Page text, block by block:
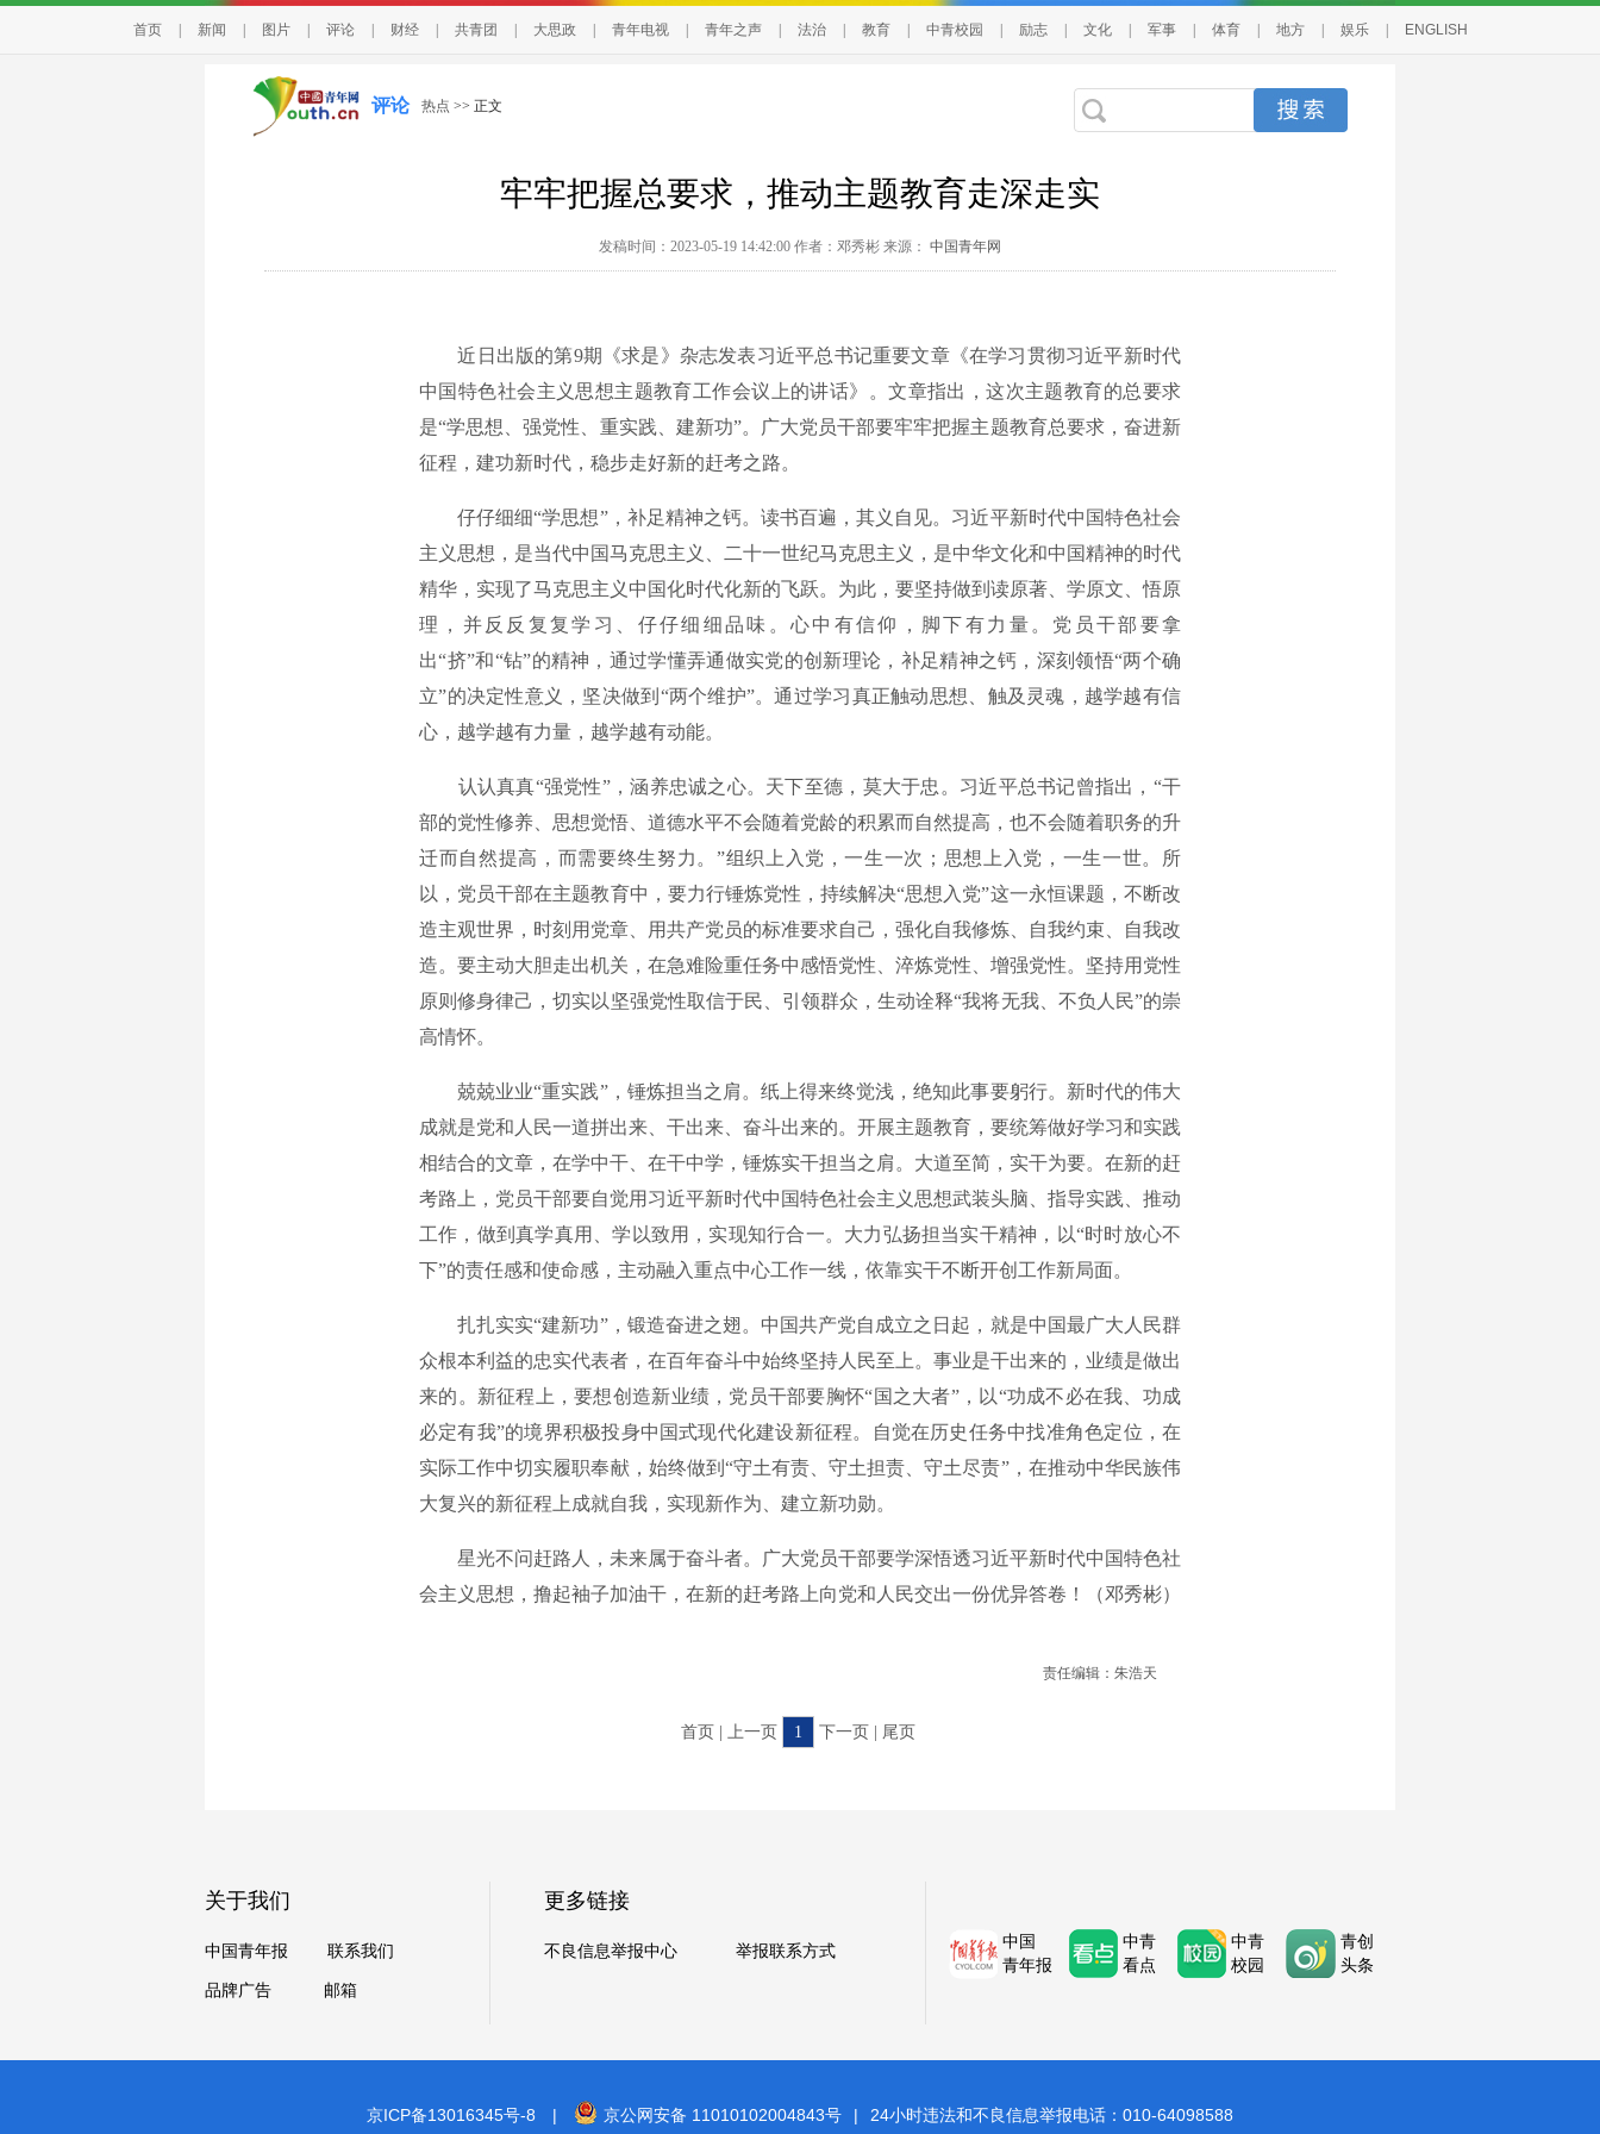
首页 新闻 图片 评论 财经 共青团 大思政 青年电视 青年之声 法治 教育 中青校园 励志 文化 军事 体育 地方 娱乐 ENGLISH
评论 热点 >> 正文
牢牢把握总要求，推动主题教育走深走实
发稿时间：2023-05-19 14:42:00 作者：邓秀彬 来源： 中国青年网
近日出版的第9期《求是》杂志发表习近平总书记重要文章《在学习贯彻习近平新时代
中国特色社会主义思想主题教育工作会议上的讲话》。文章指出，这次主题教育的总要求
是“学思想、强党性、重实践、建新功”。广大党员干部要牢牢把握主题教育总要求，奋进新
征程，建功新时代，稳步走好新的赶考之路。
仔仔细细“学思想”，补足精神之钙。读书百遍，其义自见。习近平新时代中国特色社会
主义思想，是当代中国马克思主义、二十一世纪马克思主义，是中华文化和中国精神的时代
精华，实现了马克思主义中国化时代化新的飞跃。为此，要坚持做到读原著、学原文、悟原
理，并反反复复学习、仔仔细细品味。心中有信仰，脚下有力量。党员干部要拿
出“挤”和“钻”的精神，通过学懂弄通做实党的创新理论，补足精神之钙，深刻领悟“两个确
立”的决定性意义，坚决做到“两个维护”。通过学习真正触动思想、触及灵魂，越学越有信
心，越学越有力量，越学越有动能。
认认真真“强党性”，涵养忠诚之心。天下至德，莫大于忠。习近平总书记曾指出，“干
部的党性修养、思想觉悟、道德水平不会随着党龄的积累而自然提高，也不会随着职务的升
迁而自然提高，而需要终生努力。”组织上入党，一生一次；思想上入党，一生一世。所
以，党员干部在主题教育中，要力行锤炼党性，持续解决“思想入党”这一永恒课题，不断改
造主观世界，时刻用党章、用共产党员的标准要求自己，强化自我修炼、自我约束、自我改
造。要主动大胆走出机关，在急难险重任务中感悟党性、淬炼党性、增强党性。坚持用党性
原则修身律己，切实以坚强党性取信于民、引领群众，生动诠释“我将无我、不负人民”的崇
高情怀。
兢兢业业“重实践”，锤炼担当之肩。纸上得来终觉浅，绝知此事要躬行。新时代的伟大
成就是党和人民一道拼出来、干出来、奋斗出来的。开展主题教育，要统筹做好学习和实践
相结合的文章，在学中干、在干中学，锤炼实干担当之肩。大道至简，实干为要。在新的赶
考路上，党员干部要自觉用习近平新时代中国特色社会主义思想武装头脑、指导实践、推动
工作，做到真学真用、学以致用，实现知行合一。大力弘扬担当实干精神，以“时时放心不
下”的责任感和使命感，主动融入重点中心工作一线，依靠实干不断开创工作新局面。
扎扎实实“建新功”，锻造奋进之翅。中国共产党自成立之日起，就是中国最广大人民群
众根本利益的忠实代表者，在百年奋斗中始终坚持人民至上。事业是干出来的，业绩是做出
来的。新征程上，要想创造新业绩，党员干部要胸怀“国之大者”，以“功成不必在我、功成
必定有我”的境界积极投身中国式现代化建设新征程。自觉在历史任务中找准角色定位，在
实际工作中切实履职奉献，始终做到“守土有责、守土担责、守土尽责”，在推动中华民族伟
大复兴的新征程上成就自我，实现新作为、建立新功勋。
星光不问赶路人，未来属于奋斗者。广大党员干部要学深悟透习近平新时代中国特色社
会主义思想，撸起袖子加油干，在新的赶考路上向党和人民交出一份优异答卷！（邓秀彬）
责任编辑：朱浩天
首页 | 上一页 1 下一页 | 尾页
关于我们
中国青年报 联系我们
品牌广告 邮箱
更多链接
不良信息举报中心 举报联系方式
中国
青年报
中青
看点
中青
校园
青创
头条
京ICP备13016345号-8 | 京公网安备 11010102004843号 | 24小时违法和不良信息举报电话：010-64098588